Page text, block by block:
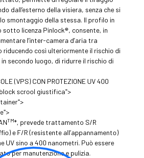
dall’esterno della visiera, senza che si
smontaggio della stessa. Il profilo in
licenza Pinlock®, consente, in
l’inter-camera d’aria tra
riducendo così ulteriormente il rischio di
secondo luogo, di ridurre il rischio di
(VPS) CON PROTEZIONE UV 400
scrool giustifica">
TM*, prevede trattamento S/R
e F/R (resistente all’appannamento)
UV sino a 400 nanometri. Può essere
per manutenzione e pulizia.